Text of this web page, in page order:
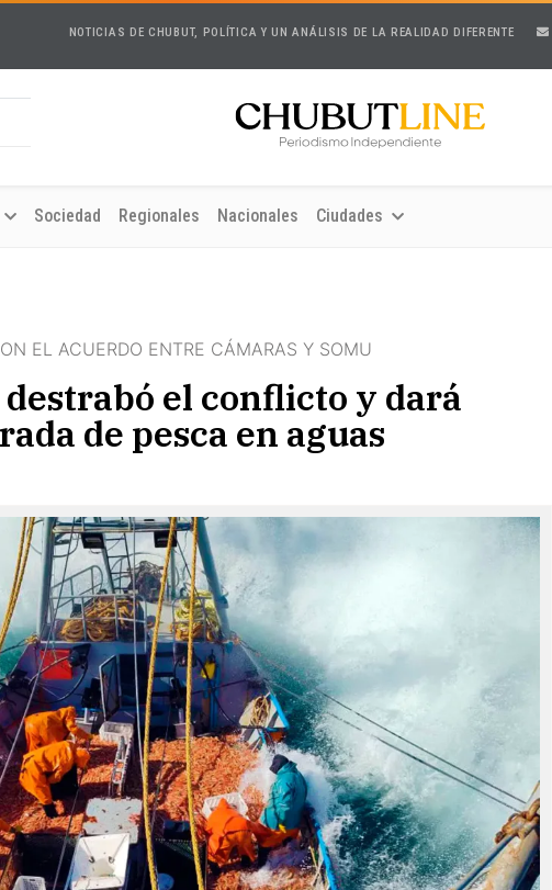
NOTICIAS DE CHUBUT, POLÍTICA Y UN ANÁLISIS DE LA REALIDAD DIFERENTE
Sociedad Regionales Nacionales Ciudades
EL ACUERDO ENTRE CÁMARAS Y SOMU
el conflicto y dará
de pesca en aguas